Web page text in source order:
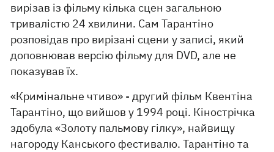
вирізав із фільму кілька сцен загальною
тривалістю 24 хвилини. Сам Тарантіно
розповідав про вирізані сцени у записі, який
доповнював версію фільму для DVD, але не
показував їх.
«Кримінальне чтиво» - другий фільм Квентіна
Тарантіно, що вийшов у 1994 році. Кінострічка
здобула «Золоту пальмову гілку», найвищу
нагороду Канського фестивалю. Тарантіно та